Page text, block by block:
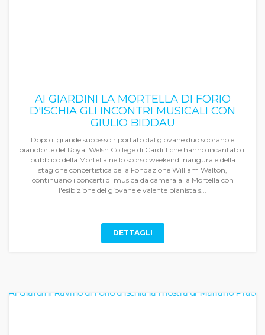
AI GIARDINI LA MORTELLA DI FORIO
D'ISCHIA GLI INCONTRI MUSICALI CON
GIULIO BIDDAU
Dopo il grande successo riportato dal giovane duo soprano e
pianoforte del Royal Welsh College di Cardiff che hanno incantato il
pubblico della Mortella nello scorso weekend inaugurale della
stagione concertistica della Fondazione William Walton,
continuano i concerti di musica da camera alla Mortella con
l'esibizione del giovane e valente pianista s...
DETTAGLI